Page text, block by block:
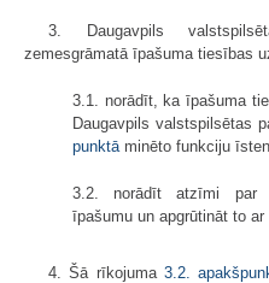
3. Daugavpils
zemesgrāmatā īpašuma tiesības
3.1. norādīt, ka īpašuma
Daugavpils valstspilsētas
punktā minēto funkciju
3.2. norādīt atzīmi par
īpašumu un apgrūtināt to ar
4. Šā rīkojuma 3.2.